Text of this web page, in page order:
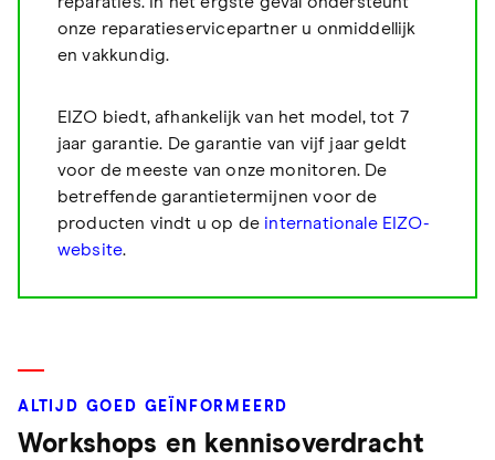
onze reparatieservicepartner u onmiddellijk
en vakkundig.
EIZO biedt, afhankelijk van het model, tot 7
jaar garantie. De garantie van vijf jaar geldt
voor de meeste van onze monitoren. De
betreffende garantietermijnen voor de
producten vindt u op de internationale EIZO-
website.
ALTIJD GOED GEÏNFORMEERD
Workshops en kennisoverdracht